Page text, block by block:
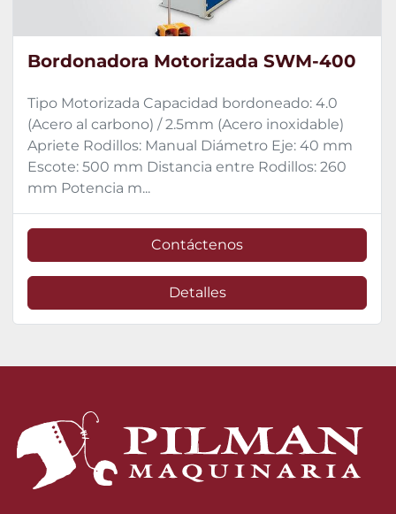
Bordonadora Motorizada SWM-400
Tipo Motorizada Capacidad bordoneado: 4.0
(Acero al carbono) / 2.5mm (Acero inoxidable)
Apriete Rodillos: Manual Diámetro Eje: 40 mm
Escote: 500 mm Distancia entre Rodillos: 260
mm Potencia m...
Contáctenos
Detalles